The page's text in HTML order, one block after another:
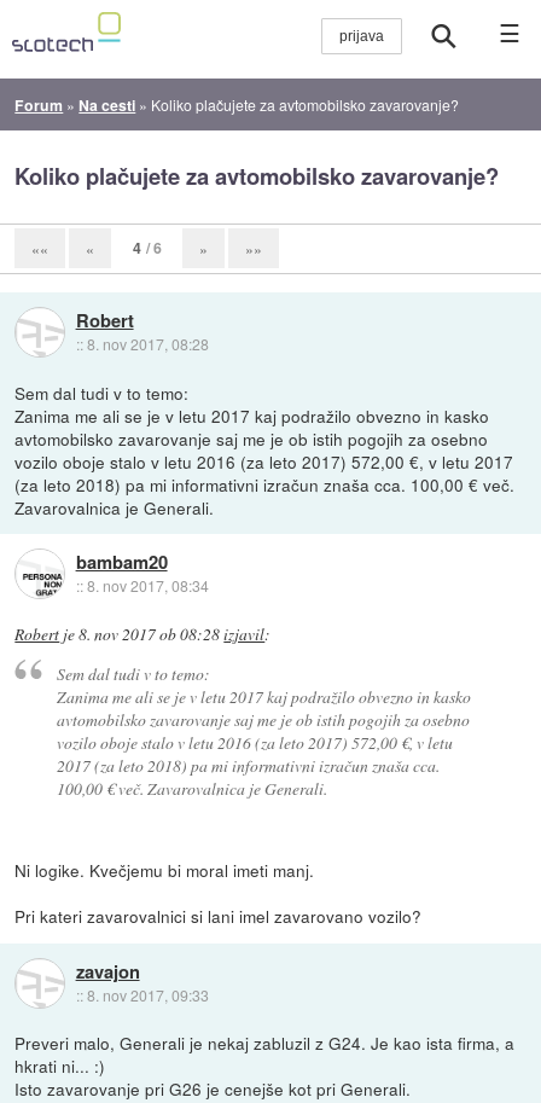
☰
Forum » Na cesti » Koliko plačujete za avtomobilsko zavarovanje?
Koliko plačujete za avtomobilsko zavarovanje?
«« « 4 / 6 » »»
Robert
::8. nov 2017, 08:28
Sem dal tudi v to temo:
Zanima me ali se je v letu 2017 kaj podražilo obvezno in kasko
avtomobilsko zavarovanje saj me je ob istih pogojih za osebno
vozilo oboje stalo v letu 2016 (za leto 2017) 572,00 €, v letu 2017
(za leto 2018) pa mi informativni izračun znaša cca. 100,00 € več.
Zavarovalnica je Generali.
bambam20
::8. nov 2017, 08:34
Robert je8. nov 2017 ob 08:28izjavil:
Sem dal tudi v to temo:
Zanima me ali se je v letu 2017 kaj podražilo obvezno in kasko
avtomobilsko zavarovanje saj me je ob istih pogojih za osebno
vozilo oboje stalo v letu 2016 (za leto 2017) 572,00 €, v letu
2017 (za leto 2018) pa mi informativni izračun znaša cca.
100,00 € več. Zavarovalnica je Generali.
Ni logike. Kvečjemu bi moral imeti manj.
Pri kateri zavarovalnici si lani imel zavarovano vozilo?
zavajon
::8. nov 2017, 09:33
Preveri malo, Generali je nekaj zabluzil z G24. Je kao ista firma, a
hkrati ni... :)
Isto zavarovanje pri G26 je cenejše kot pri Generali.